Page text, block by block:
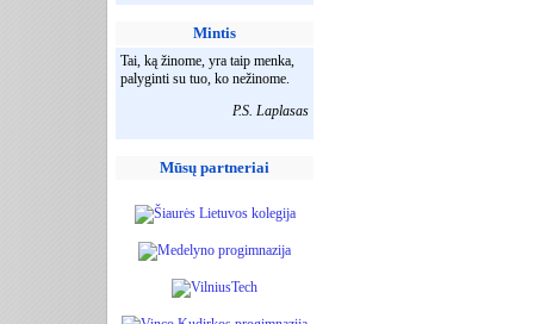
Mintis
Tai, ką žinome, yra taip menka,
palyginti su tuo, ko nežinome.
P.S. Laplasas
Mūsų partneriai